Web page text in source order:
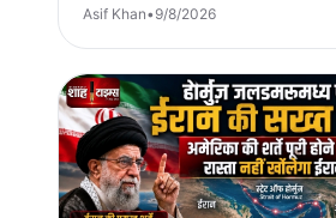
Asif Khan•9/8/2026